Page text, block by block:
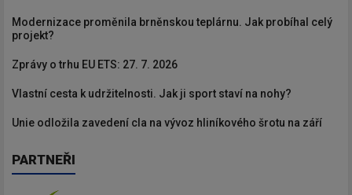
Modernizace proměnila brněnskou teplárnu. Jak probíhal celý
projekt?
Zprávy o trhu EU ETS: 27. 7. 2026
Vlastní cesta k udržitelnosti. Jak ji sport staví na nohy?
Unie odložila zavedení cla na vývoz hliníkového šrotu na září
PARTNEŘI